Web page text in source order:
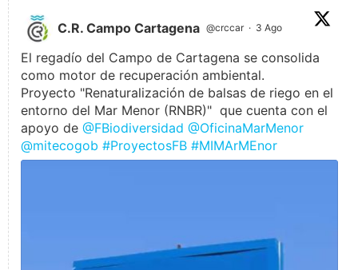
C.R. Campo Cartagena @crccar · 3 Ago
El regadío del Campo de Cartagena se consolida
como motor de recuperación ambiental.
Proyecto "Renaturalización de balsas de riego en el
entorno del Mar Menor (RNBR)" que cuenta con el
apoyo de @FBiodiversidad @OficinaMarMenor
@mitecogob #ProyectosFB #MIMArMEnor